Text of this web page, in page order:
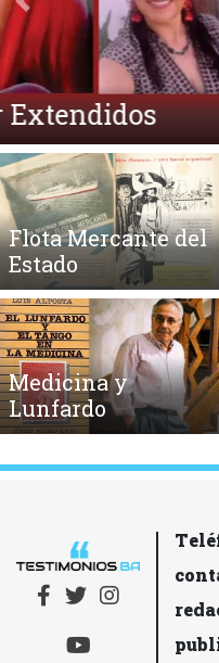
¿Qué es la
Anterior
Flota Mercante del
Estado
Medicina y
Lunfardo